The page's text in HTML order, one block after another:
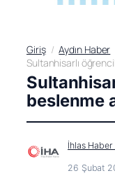
Giriş Aydın Haber
Sultanhisarlı
beslenme
İhlas Haber
26 Şubat